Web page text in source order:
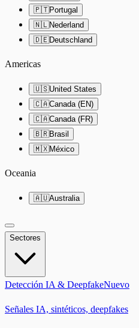
🇵🇹Portugal
🇳🇱Nederland
🇩🇪Deutschland
Americas
🇺🇸United States
🇨🇦Canada (EN)
🇨🇦Canada (FR)
🇧🇷Brasil
🇲🇽México
Oceania
🇦🇺Australia
Sectores
Detección IA & DeepfakeNuevo
Señales IA, sintéticos, deepfakes